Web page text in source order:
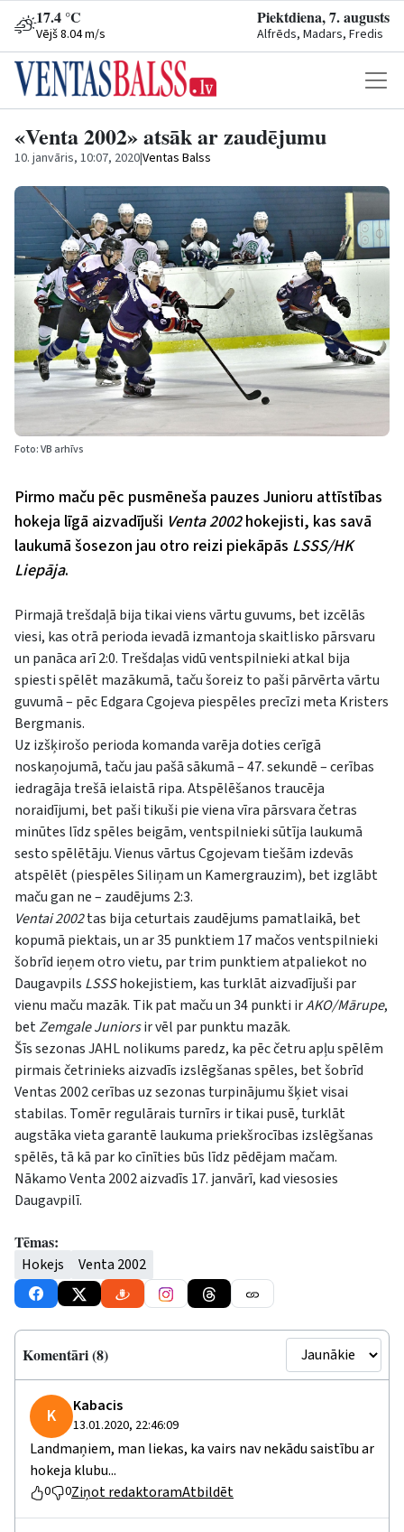
17.4 °C
Vējš 8.04 m/s
Piektdiena, 7. augusts
Alfrēds, Madars, Fredis
«Venta 2002» atsāk ar zaudējumu
10. janvāris, 10:07, 2020|Ventas Balss
Foto: VB arhīvs
Pirmo maču pēc pusmēneša pauzes Junioru attīstības
hokeja līgā aizvadījuši Venta 2002hokejisti, kas savā
laukumā šosezon jau otro reizi piekāpās LSSS/HK
Liepāja.
Pirmajā trešdaļā bija tikai viens vārtu guvums, bet izcēlās
viesi, kas otrā perioda ievadā izmantoja skaitlisko pārsvaru
un panāca arī 2:0. Trešdaļas vidū ventspilnieki atkal bija
spiesti spēlēt mazākumā, taču šoreiz to paši pārvērta vārtu
guvumā – pēc Edgara Cgojeva piespēles precīzi meta Kristers
Bergmanis.
Uz izšķirošo perioda komanda varēja doties cerīgā
noskaņojumā, taču jau pašā sākumā – 47. sekundē – cerības
iedragāja trešā ielaistā ripa. Atspēlēšanos traucēja
noraidījumi, bet paši tikuši pie viena vīra pārsvara četras
minūtes līdz spēles beigām, ventspilnieki sūtīja laukumā
sesto spēlētāju. Vienus vārtus Cgojevam tiešām izdevās
atspēlēt (piespēles Siliņam un Kamergrauzim), bet izglābt
maču gan ne – zaudējums 2:3.
Ventai 2002tas bija ceturtais zaudējums pamatlaikā, bet
kopumā piektais, un ar 35 punktiem 17 mačos ventspilnieki
šobrīd ieņem otro vietu, par trim punktiem atpaliekot no
Daugavpils LSSShokejistiem, kas turklāt aizvadījuši par
vienu maču mazāk. Tik pat maču un 34 punkti irAKO/Mārupe,
betZemgale Juniorsir vēl par punktu mazāk.
Šīs sezonas JAHL nolikums paredz, ka pēc četru apļu spēlēm
pirmais četrinieks aizvadīs izslēgšanas spēles, bet šobrīd
Ventas 2002 cerības uz sezonas turpinājumu šķiet visai
stabilas. Tomēr regulārais turnīrs ir tikai pusē, turklāt
augstāka vieta garantē laukuma priekšrocības izslēgšanas
spēlēs, tā kā par ko cīnīties būs līdz pēdējam mačam.
Nākamo Venta 2002 aizvadīs 17. janvārī, kad viesosies
Daugavpilī.
Tēmas:
Hokejs Venta 2002
Komentāri (8)
K Kabacis
13.01.2020, 22:46:09
Landmaņiem, man liekas, ka vairs nav nekādu saistību ar
hokeja klubu...
0 0Ziņot redaktoramAtbildēt